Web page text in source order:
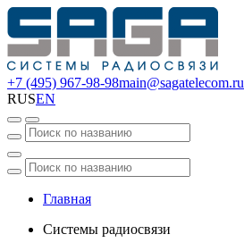
+7 (495) 967-98-98main@sagatelecom.ru
RUSEN
Главная
Системы радиосвязи